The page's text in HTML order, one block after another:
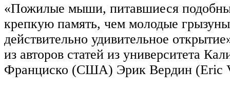
«Пожилые мыши, питавшиеся
крепкую память, чем молодые
действительно удивительное
из авторов статей из университета
Франциско (США) Эрик Вердин (Eric